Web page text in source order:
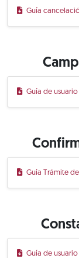
Guía
Guía de
Guía Trámite
Guía de